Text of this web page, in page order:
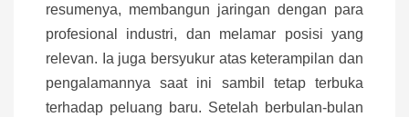
resumenya, membangun jaringan dengan para
profesional industri, dan melamar posisi yang
relevan. Ia juga bersyukur atas keterampilan dan
pengalamannya saat ini sambil tetap terbuka
terhadap peluang baru. Setelah berbulan-bulan